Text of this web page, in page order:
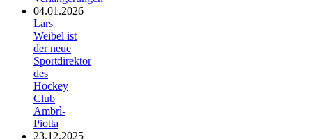
04.01.2026
Lars
Weibel ist
der neue
Sportdirektor
des
Hockey
Club
Ambrì-
Piotta
23.12.2025